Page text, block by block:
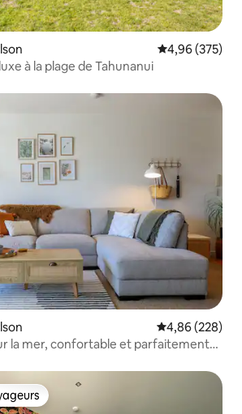
Note
4,96 (375)
à la plage de Tahunanui
Note
4,86 (228)
la mer, confortable et parfaitement